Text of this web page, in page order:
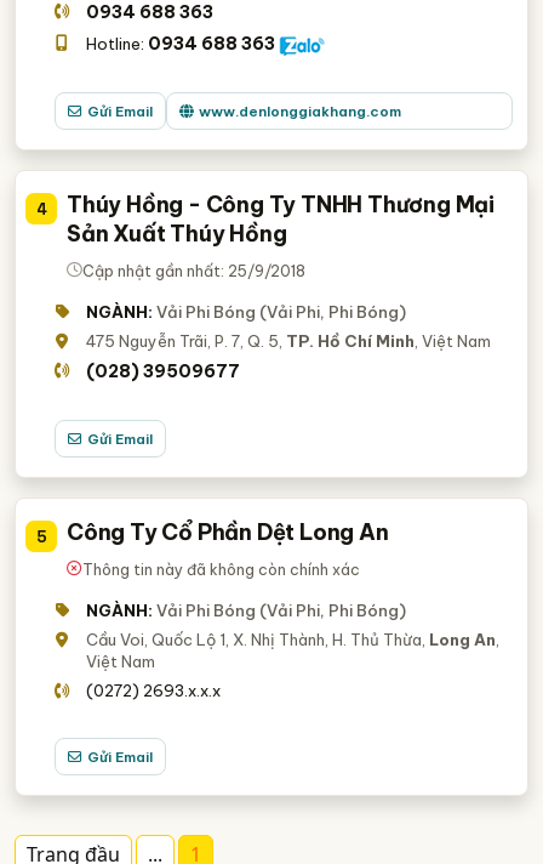
0934 688 363
Hotline: 0934 688 363
Gửi Email www.denlonggiakhang.com
4
Thúy Hồng - Công Ty TNHH Thương Mại
Sản Xuất Thúy Hồng
Cập nhật gần nhất: 25/9/2018
NGÀNH: Vải Phi Bóng (Vải Phi, Phi Bóng)
475 Nguyễn Trãi, P. 7, Q. 5, TP. Hồ Chí Minh , Việt Nam
(028) 39509677
Gửi Email
5 Công Ty Cổ Phần Dệt Long An
Thông tin này đã không còn chính xác
NGÀNH: Vải Phi Bóng (Vải Phi, Phi Bóng)
Cầu Voi, Quốc Lộ 1, X. Nhị Thành, H. Thủ Thừa, Long An
Việt Nam
(0272) 2693.x.x.x
Gửi Email
Trang đầu ... 1